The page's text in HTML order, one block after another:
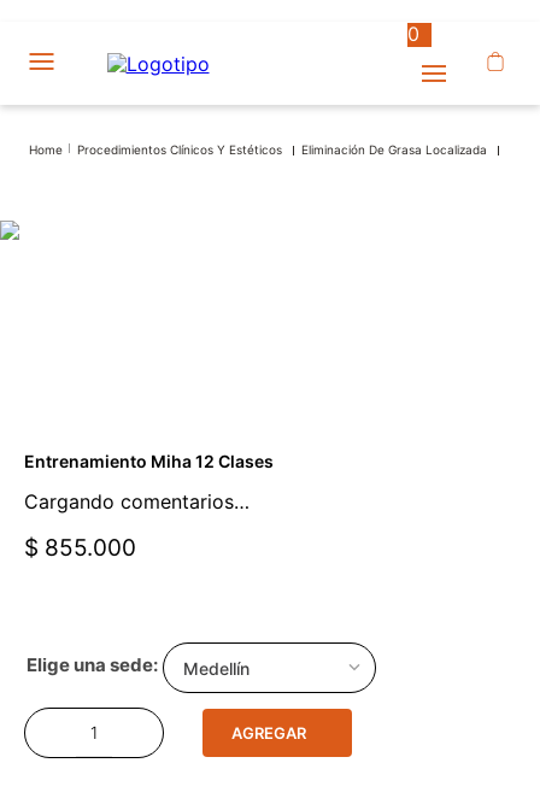
0
Procedimientos Clínicos Y Estéticos Eliminación De Grasa Localizada
Entrenamiento Miha 12 Clases
Cargando comentarios…
$ 855.000
Medellín
AGREGAR